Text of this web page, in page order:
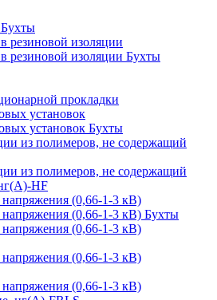
резиновой изоляции
резиновой изоляции Бухты
прокладки
установок
установок Бухты
из полимеров, не содержащий
из полимеров, не содержащий
HF
напряжения (0,66-1-3 кВ)
напряжения (0,66-1-3 кВ) Бухты
напряжения (0,66-1-3 кВ)
напряжения (0,66-1-3 кВ)
напряжения (0,66-1-3 кВ)